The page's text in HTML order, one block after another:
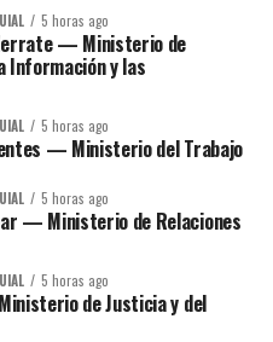
5 horas ago
— Ministerio de
Información y las
5 horas ago
— Ministerio del Trabajo
5 horas ago
— Ministerio de Relaciones
5 horas ago
de Justicia y del